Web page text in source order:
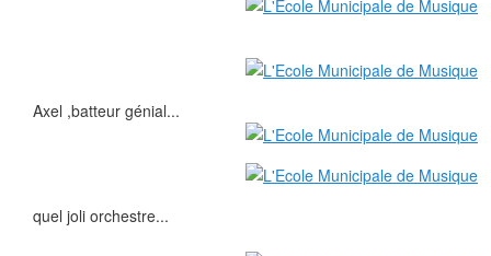
Axel ,batteur génial...
quel joli orchestre...